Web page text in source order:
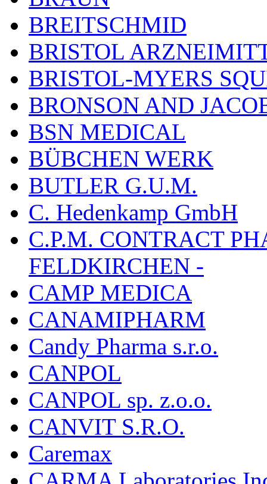
BREITSCHMID
BRISTOL
BRISTOL-MYERS
BRONSON AND
BSN MEDICAL
BÜBCHEN WERK
BUTLER G.U.M.
C. Hedenkamp GmbH
C.P.M. CONTRACT
FELDKIRCHEN -
CAMP MEDICA
CANAMIPHARM
Candy Pharma s.r.o.
CANPOL
CANPOL sp. z.o.o.
CANVIT S.R.O.
Caremax